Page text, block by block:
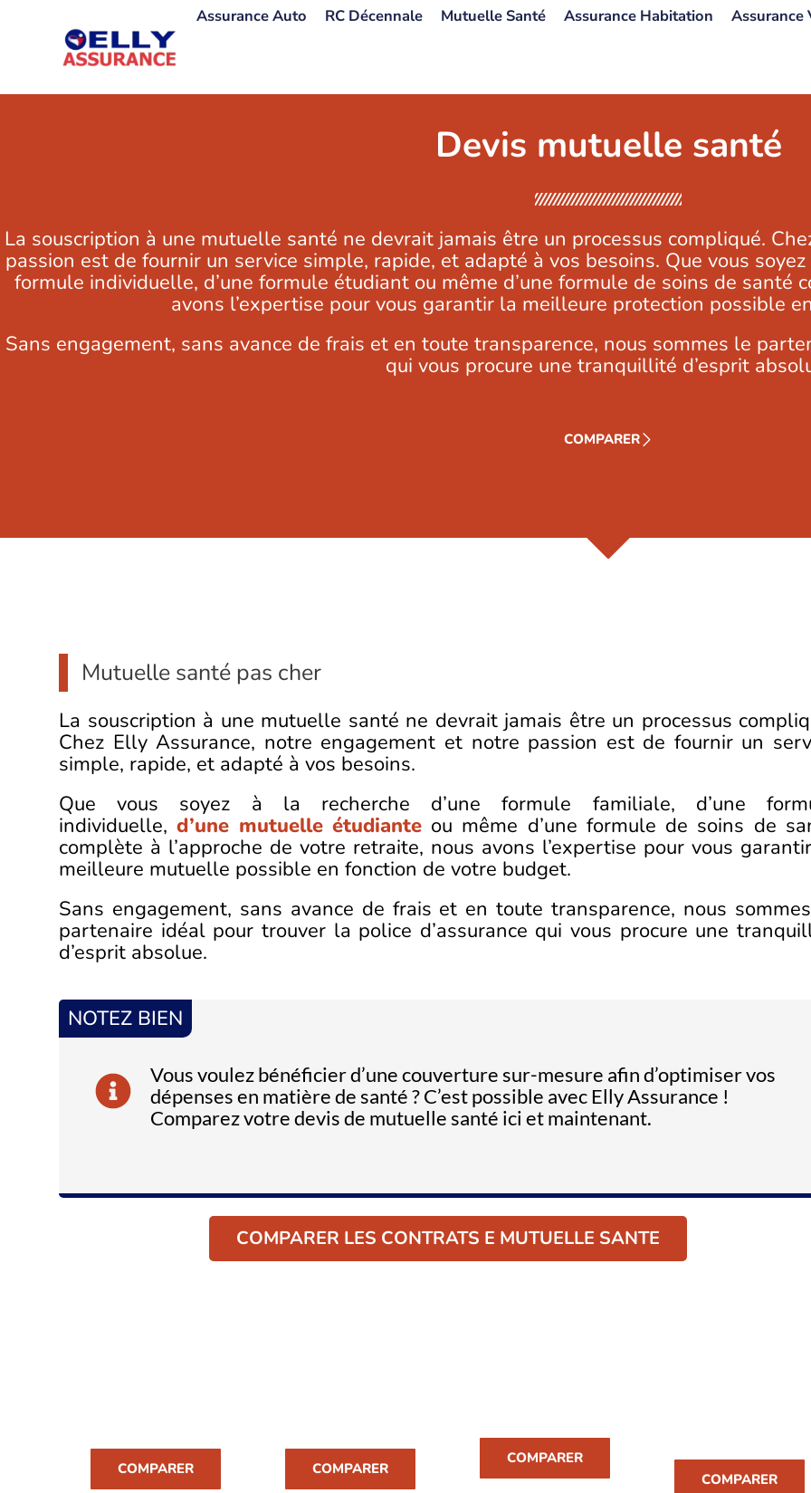
Assurance Auto RC Décennale Mutuelle Santé Assurance Habitation Assurance
Devis mutuelle santé
La souscription à une mutuelle santé ne devrait jamais être un processus compliqué.
passion est de fournir un service simple, rapide, et adapté à vos besoins. Que vous
formule individuelle, d’une formule étudiant ou même d’une formule de soins de santé
avons l’expertise pour vous garantir la meilleure protection possible
Sans engagement, sans avance de frais et en toute transparence, nous sommes le
qui vous procure une tranquillité d’esprit
COMPARER
Mutuelle santé pas cher
La souscription à une mutuelle santé ne devrait jamais être un processus
Chez Elly Assurance, notre engagement et notre passion est de fournir un
simple, rapide, et adapté à vos besoins.
Que vous soyez à la recherche d’une formule familiale, d’une
individuelle,d’une mutuelle étudiante ou même d’une formule de soins de
complète à l’approche de votre retraite, nous avons l’expertise pour vous
meilleure mutuelle possible en fonction de votre budget.
Sans engagement, sans avance de frais et en toute transparence, nous
partenaire idéal pour trouver la police d’assurance qui vous procure une
d’esprit absolue.
Vous voulez bénéficier d’une couverture sur-mesure afin d’optimiser vos
dépenses en matière de santé ? C’est possible avec Elly Assurance !
Comparez votre devis de mutuelle santé ici et maintenant.
NOTEZ BIEN
COMPARER LES CONTRATS E MUTUELLE SANTE
COMPARER COMPARER
COMPARER
COMPARER